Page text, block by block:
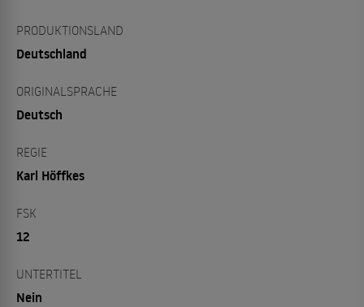
PRODUKTIONSLAND
Deutschland
ORIGINALSPRACHE
Deutsch
REGIE
Karl Höffkes
FSK
12
UNTERTITEL
Nein